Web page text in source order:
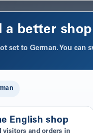
a better
set to German. You can
English shop
visitors and orders in